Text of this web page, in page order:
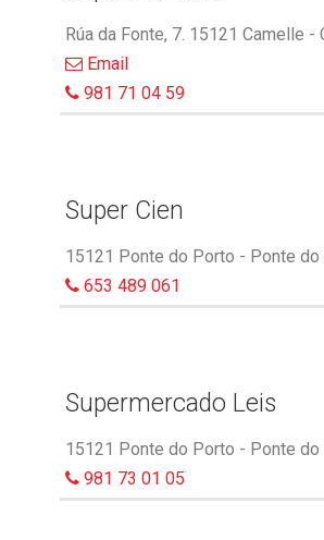
Rúa da Fonte, 7. 15121 Camelle -
Email
981 71 04 59
Super Cien
15121 Ponte do Porto - Ponte do
653 489 061
Supermercado Leis
15121 Ponte do Porto - Ponte do
981 73 01 05